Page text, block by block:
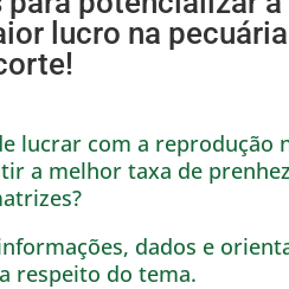
lucro na
lucrar com a reprodução
a melhor taxa de
dados e
respeito do tema.